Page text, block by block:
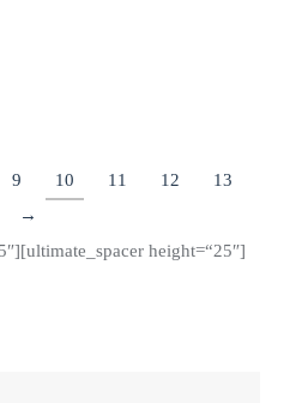
9 10 11 12
13
→
height=“25″]